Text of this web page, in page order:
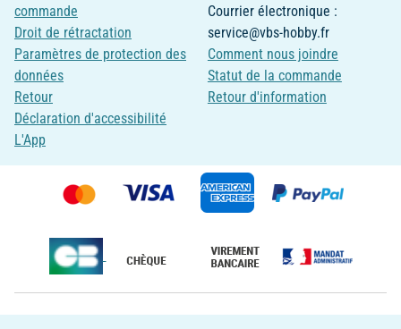
commande
Droit de rétractation
Paramètres de protection des
données
Retour
Déclaration d'accessibilité
L'App
Courrier électronique :
service@vbs-hobby.fr
Comment nous joindre
Statut de la commande
Retour d'information